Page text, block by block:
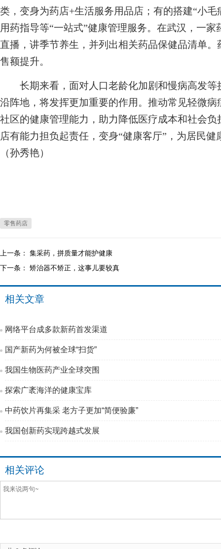
类，变身为药店+生活服务用品店；有的搭建“小
用药指导等“一站式”健康管理服务。在武汉，一
直播，讲季节养生，并列出相关药品保健品清单
售额提升。
长期来看，面对人口老龄化加剧和慢病高发等
沿阵地，将发挥更加重要的作用。推动常见轻微
社区的健康管理能力，助力降低医疗成本和社会
店有能力担负起责任，变身“健康客厅”，为居民
（孙秀艳）
零售药店
上一条： 集采药，拼质量才能护健康
下一条： 矫治器不矫正，这事儿要较真
相关文章
网络平台成多款新药首发渠道
国产新药为何被全球“扫货”
我国生物医药产业全球突围
探索广袤海洋的健康宝库
中药饮片再集采 老方子更加“简便验廉”
我国创新药实现跨越式发展
相关评论